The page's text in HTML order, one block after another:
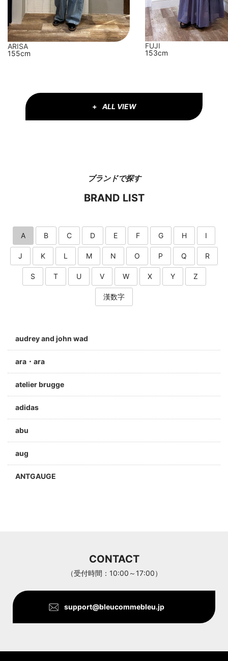
ARISA
155cm
FUJI
153cm
ALL VIEW
ブランドで探す
BRAND LIST
A B C D E F G H I
J K L M N O P Q R
S T U V W X Y Z
漢数字
audrey and john wad
ara・ara
atelier brugge
adidas
abu
aug
ANTGAUGE
CONTACT
（受付時間：10:00～17:00）
support@bleucommebleu.jp